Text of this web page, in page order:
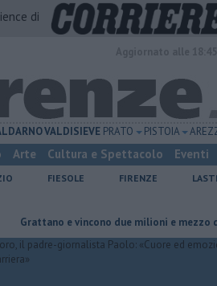
di
VALDISIEVE PRATO PISTOIA
Arte Cultura e Spettacolo Eventi
FIESOLE FIRENZE
e vincono due milioni e mezzo di euro